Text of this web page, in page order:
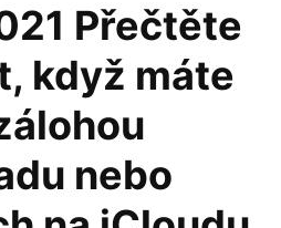
Přečtěte
když máte
nebo